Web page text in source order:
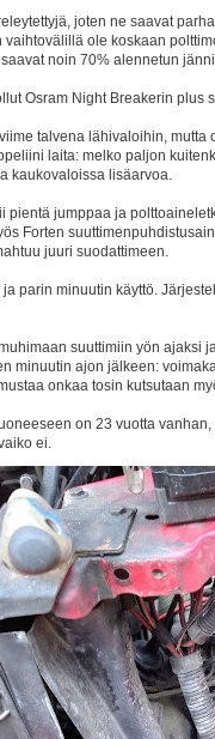
joten ne saavat
ole koskaan
noin 70% alennetun
Osram Night Breakerin plus
talvena lähivaloihin, mutta
laita: melko paljon
kaukovaloissa lisäarvoa.
pientä jumppaa ja
Forten
juuri suodattimeen.
parin minuutin käyttö.
suuttimiin yön ajaksi
minuutin ajon jälkeen:
onkaa tosin kutsutaan
on 23 vuotta
ei.